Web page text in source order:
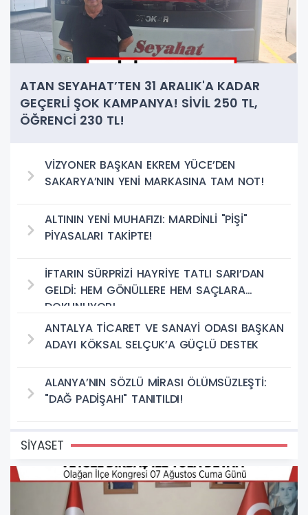
ATAN SEYAHAT’TEN 31 ARALIK'A KADAR
GEÇERLİ ŞOK KAMPANYA! SİVİL 250 TL,
ÖĞRENCİ 230 TL!
VİZYONER BAŞKAN EKREM YÜCE’DEN
SAKARYA’NIN YENİ MARKASINA TAM NOT!
ALTININ YENİ MUHAFIZI: MARDİNLİ "PİŞİ"
PİYASALARI TAKİPTE!
İFTARIN SÜRPRİZİ HAYRİYE TATLI SARI’DAN
GELDİ: HEM GÖNÜLLERE HEM SAÇLARA
DOKUNUYOR!
ANTALYA TİCARET VE SANAYİ ODASI BAŞKAN
ADAYI KÖKSAL SELÇUK’A GÜÇLÜ DESTEK
ALANYA’NIN SÖZLÜ MİRASI ÖLÜMSÜZLEŞTİ:
"DAĞ PADİŞAHI" TANITILDI!
SİYASET